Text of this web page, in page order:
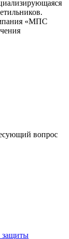
«МПС
вопрос